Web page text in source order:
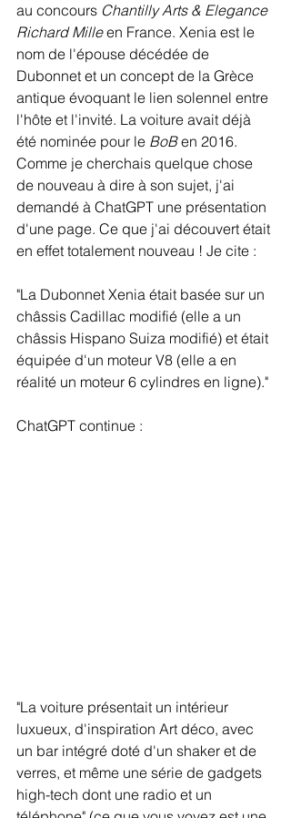
au concours Chantilly Arts & Elegance
Richard Mille en France. Xenia est le
nom de l'épouse décédée de
Dubonnet et un concept de la Grèce
antique évoquant le lien solennel entre
l'hôte et l'invité. La voiture avait déjà
été nominée pour le BoB en 2016.
Comme je cherchais quelque chose
de nouveau à dire à son sujet, j'ai
demandé à ChatGPT une présentation
d'une page. Ce que j'ai découvert était
en effet totalement nouveau ! Je cite :
"La Dubonnet Xenia était basée sur un
châssis Cadillac modifié (elle a un
châssis Hispano Suiza modifié) et était
équipée d'un moteur V8 (elle a en
réalité un moteur 6 cylindres en ligne)."
ChatGPT continue :
"La voiture présentait un intérieur
luxueux, d'inspiration Art déco, avec
un bar intégré doté d'un shaker et de
verres, et même une série de gadgets
high-tech dont une radio et un